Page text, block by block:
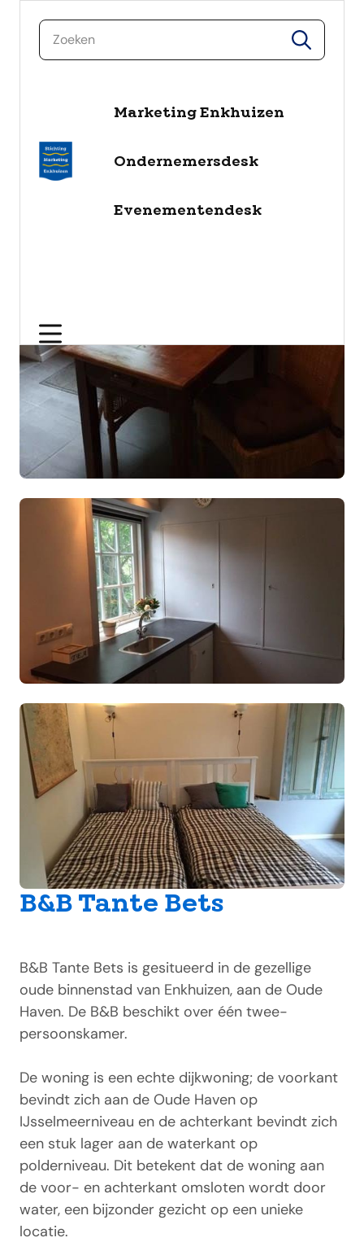
Marketing Enkhuizen
Ondernemersdesk
Evenementendesk
zoeken
zoeken
B&B Tante Bets
B&B Tante Bets is gesitueerd in de gezellige
oude binnenstad van Enkhuizen, aan de Oude
Haven. De B&B beschikt over één twee-
persoonskamer.
De woning is een echte dijkwoning; de voorkant
bevindt zich aan de Oude Haven op
IJsselmeerniveau en de achterkant bevindt zich
een stuk lager aan de waterkant op
polderniveau. Dit betekent dat de woning aan
de voor- en achterkant omsloten wordt door
water, een bijzonder gezicht op een unieke
locatie.